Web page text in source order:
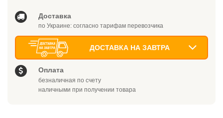
Доставка
по Украине: согласно тарифам перевозчика
ДОСТАВКА НА ЗАВТРА
Оплата
безналичная по счету
наличными при получении товара